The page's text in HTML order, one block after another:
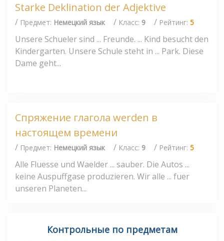
Starke Deklination der Adjektive
/ Предмет: Немецкий язык / Класс: 9 / Рейтинг: 5
Unsere Schueler sind ... Freunde. ... Kind besucht den
Kindergarten. Unsere Schule steht in ... Park. Diese
Dame geht...
Спряжение глагола werden в
настоящем времени
/ Предмет: Немецкий язык / Класс: 9 / Рейтинг: 5
Alle Fluesse und Waelder ... sauber. Die Autos ...
keine Auspuffgase produzieren. Wir alle ... fuer
unseren Planeten...
Контрольные по предметам